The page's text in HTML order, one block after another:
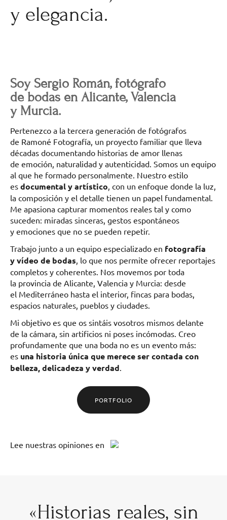
y elegancia.
Soy Sergio Román, fotógrafo
de bodas en Alicante, Valencia
y Murcia.
Pertenezco a la tercera generación de fotógrafos
de Ramoné Fotografía, un proyecto familiar que lleva
décadas documentando historias de amor llenas
de emoción, naturalidad y autenticidad. Somos un equipo
al que he formado personalmente. Nuestro estilo
es documental y artístico , con un enfoque donde la luz,
la composición y el detalle tienen un papel fundamental.
Me apasiona capturar momentos reales tal y como
suceden: miradas sinceras, gestos espontáneos
y emociones que no se pueden repetir.
Trabajo junto a un equipo especializado en fotografía
y vídeo de bodas , lo que nos permite ofrecer reportajes
completos y coherentes. Nos movemos por toda
la provincia de Alicante, Valencia y Murcia: desde
el Mediterráneo hasta el interior, fincas para bodas,
espacios naturales, pueblos y ciudades.
Mi objetivo es que os sintáis vosotros mismos delante
de la cámara, sin artificios ni poses incómodas. Creo
profundamente que una boda no es un evento más:
es una historia única que merece ser contada con
belleza, delicadeza y verdad
PORTFOLIO
Lee nuestras opiniones en
«Historias reales, sin